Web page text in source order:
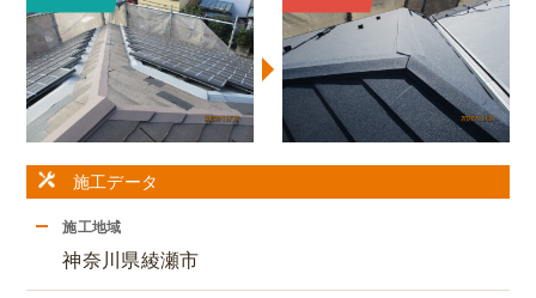
施工データ
施工地域
神奈川県綾瀬市